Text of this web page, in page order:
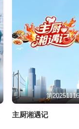
第
主厨湘遇记